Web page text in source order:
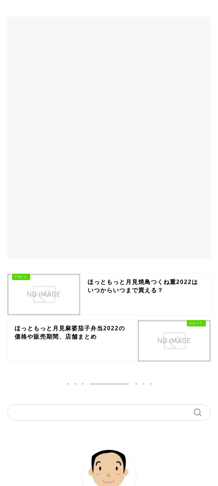
ほっともっと月見焼鳥つくね重2022は
いつからいつまで買える？
ほっともっと月見麻婆茄子弁当2022の
価格や販売期間、店舗まとめ